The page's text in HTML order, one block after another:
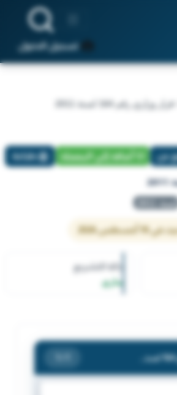
تسجيل الدخول
قرار وزاري رقم 164 لسنة 2011
عن أضافة إلي المفضلة طباعة
لسنة 2011
2026
حالة التشريع
ساري